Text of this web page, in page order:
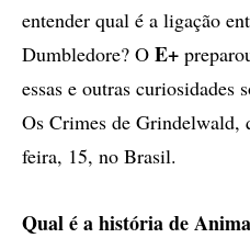
entender qual é a ligação
Dumbledore? O E+
essas e outras curiosidades
Os Crimes de Grindelwald,
feira, 15, no Brasil.
Qual é a história de